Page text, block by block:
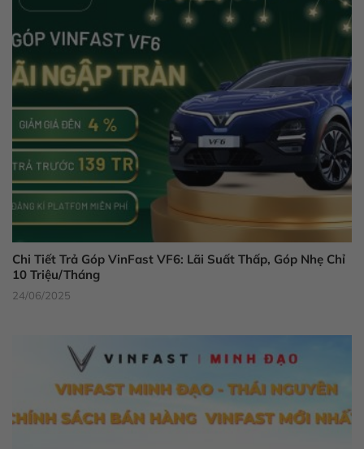
Chi Tiết Trả Góp VinFast VF6: Lãi Suất Thấp, Góp Nhẹ Chỉ
10 Triệu/Tháng
24/06/2025